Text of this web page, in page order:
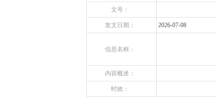
文号：
发文日期： 2026-07-08
信息名称：
内容概述：
时效：